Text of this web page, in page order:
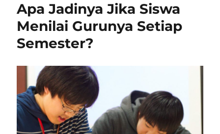
Apa Jadinya Jika Siswa
Menilai Gurunya Setiap
Semester?